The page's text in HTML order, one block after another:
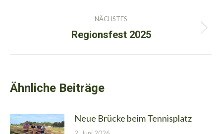
NÄCHSTES
Nächster
Regionsfest 2025
Ähnliche Beiträge
Neue Brücke beim Tennisplatz